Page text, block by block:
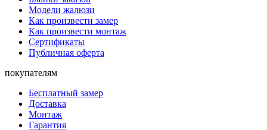
Модели жалюзи
Как произвести замер
Как произвести монтаж
Сертификаты
Публичная оферта
покупателям
Бесплатный замер
Доставка
Монтаж
Гарантия